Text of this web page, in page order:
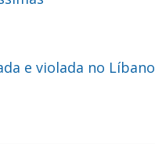
e violada no Líbano